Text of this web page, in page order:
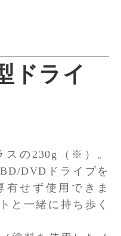
ドライ
スの230g（※）。
DVDドライブを
せず使用できま
と一緒に持ち歩く